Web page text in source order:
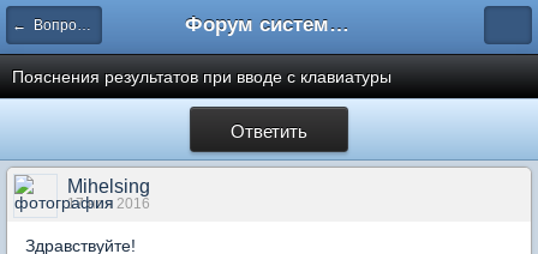
← Вопросы составления тестов Форум системы тестирования INDIGO
Пояснения результатов при вводе с клавиатуры
Ответить
Mihelsing
17 ноя 2016
Здравствуйте!